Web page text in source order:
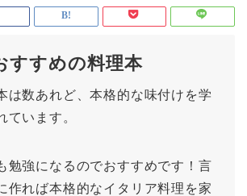
すすめの料理本
は数あれど、本格的な味付けを学
ています。
勉強になるのでおすすめです！言
作れば本格的なイタリア料理を家